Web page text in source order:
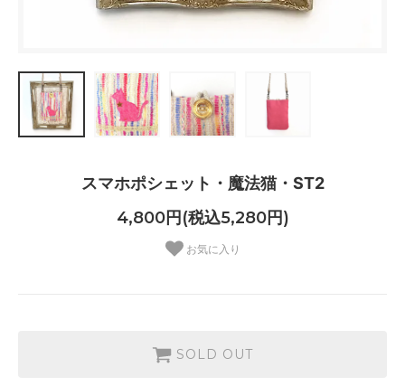
スマホポシェット・魔法猫・ST2
4,800円(税込5,280円)
お気に入り
SOLD OUT